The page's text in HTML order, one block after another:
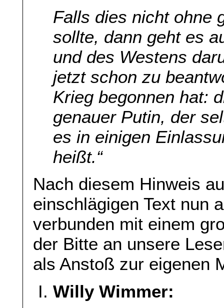
Falls dies nicht ohne
sollte, dann geht es
und des Westens
jetzt schon zu
Krieg begonnen hat:
genauer Putin, der
es in einigen
heißt.“
Nach diesem Hinweis
einschlägigen Text nun
verbunden mit einem
der Bitte an unsere
als Anstoß zur eigenen
Willy Wimmer: